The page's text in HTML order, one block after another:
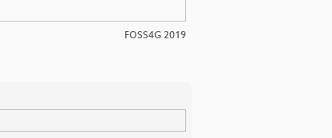
FOSS4G 2019